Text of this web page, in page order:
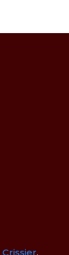
Crissier,